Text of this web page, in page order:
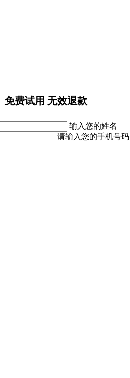
免费试用 无效退款
输入您的姓名
请输入您的手机号码